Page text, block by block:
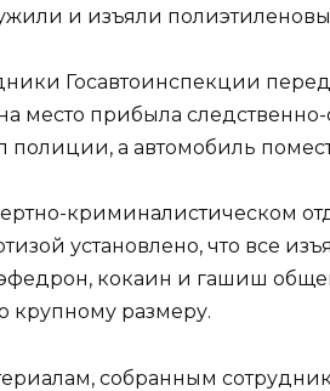
и изъяли
Госавтоинспекции
место прибыла
полиции, а автомобиль
криминалистическом
установлено, что все
кокаин и гашиш
крупному размеру.
собранным